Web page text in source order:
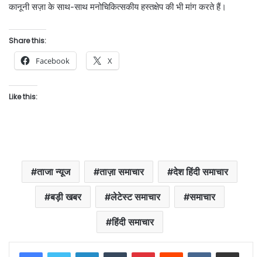
कानूनी सज़ा के साथ-साथ मनोचिकित्सकीय हस्तक्षेप की भी मांग करते हैं।
Share this:
Facebook X
Like this:
ताजा न्यूज ताज़ा समाचार देश हिंदी समाचार
बड़ी खबर लेटेस्ट समाचार समाचार
हिंदी समाचार
LinkedInTumblr PinterestReddit VKontakteShare via Email